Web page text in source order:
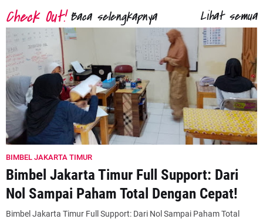
Baca selengkapnya Lihat semua
BIMBEL JAKARTA TIMUR
Bimbel Jakarta Timur Full Support: Dari
Nol Sampai Paham Total Dengan Cepat!
Bimbel Jakarta Timur Full Support: Dari Nol Sampai Paham Total